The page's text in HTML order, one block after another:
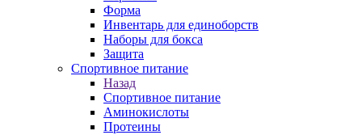
Форма
Инвентарь для единоборств
Наборы для бокса
Защита
Спортивное питание
Назад
Спортивное питание
Аминокислоты
Протеины